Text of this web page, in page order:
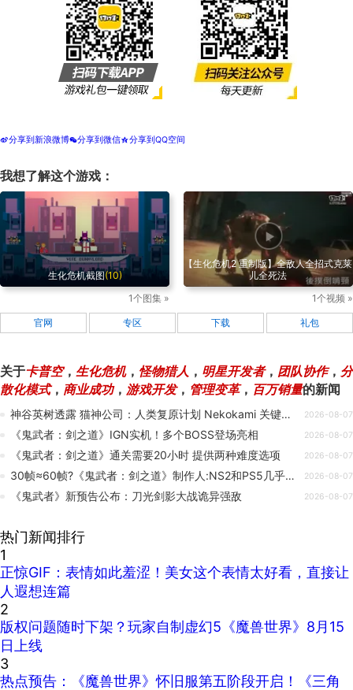
t分享到新浪微博w分享到微信z分享到QQ空间
我想了解这个游戏：
生化危机截图(10)
1个图集 »
【生化危机2 重制版】全敌人全招式克莱
儿全死法
1个视频 »
官网 专区 下载 礼包
关于卡普空， 生化危机， 怪物猎人 ， 明星开发者， 团队协作， 分
散化模式， 商业成功， 游戏开发， 管理变革， 百万销量的新闻
神谷英树透露 猫神公司：人类复原计划 Nekokami 关键场景灵感源自《蜘蛛侠2》中的片段 2026-08-07
《鬼武者：剑之道》IGN实机！多个BOSS登场亮相 2026-08-07
《鬼武者：剑之道》通关需要20小时 提供两种难度选项 2026-08-07
30帧≈60帧?《鬼武者：剑之道》制作人:NS2和PS5几乎没差 2026-08-07
《鬼武者》新预告公布：刀光剑影大战诡异强敌 2026-08-07
热门新闻排行
1
正惊GIF：表情如此羞涩！美女这个表情太好看，直接让
人遐想连篇
2
版权问题随时下架？玩家自制虚幻5《魔兽世界》8月15
日上线
3
热点预告：《魔兽世界》怀旧服第五阶段开启！《三角